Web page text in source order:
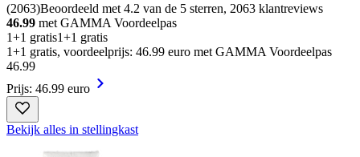
(2063)Beoordeeld met 4.2 van de 5 sterren, 2063 klantreviews
46.99 met GAMMA Voordeelpas
1+1 gratis1+1 gratis
1+1 gratis, voordeelprijs: 46.99 euro met GAMMA Voordeelpas
46.99
Prijs: 46.99 euro
Bekijk alles in stellingkast